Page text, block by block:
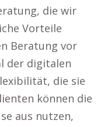
die wir
Vorteile
Beratung vor
der digitalen
die sie
können die
aus nutzen,